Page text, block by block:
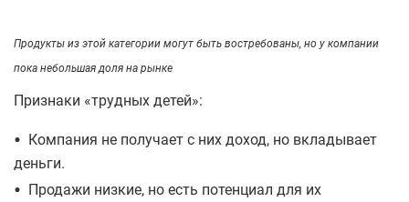
Продукты из этой категории могут быть востребованы, но у компании
пока небольшая доля на рынке
Признаки «трудных детей»:
• Компания не получает с них доход, но вкладывает
деньги.
• Продажи низкие, но есть потенциал для их